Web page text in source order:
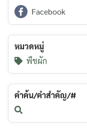
Facebook
หมวดหมู่
พืชผัก
คำค้น/คำสำคัญ/#